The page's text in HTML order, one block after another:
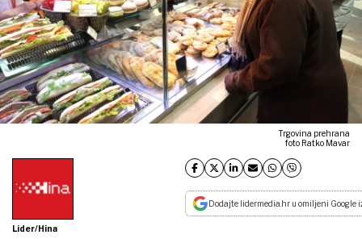
Trgovina prehrana
foto Ratko Mavar
Lider/Hina
Dodajte lidermedia.hr u omiljeni Google